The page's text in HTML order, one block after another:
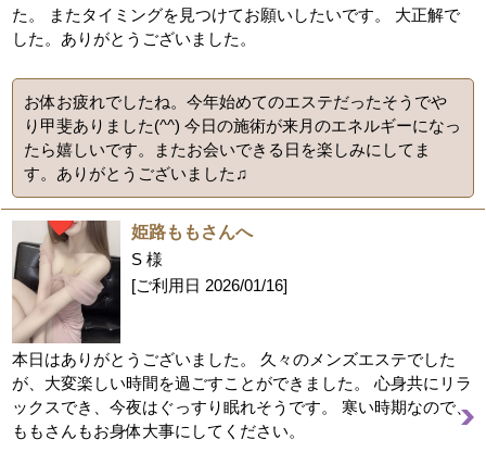
た。 またタイミングを見つけてお願いしたいです。 大正解で
した。ありがとうございました。
お体お疲れでしたね。今年始めてのエステだったそうでや
り甲斐ありました(^^) 今日の施術が来月のエネルギーになっ
たら嬉しいです。またお会いできる日を楽しみにしてま
す。ありがとうございました♫
姫路ももさんへ
S 様
[ご利用日 2026/01/16]
本日はありがとうございました。 久々のメンズエステでした
が、大変楽しい時間を過ごすことができました。 心身共にリラ
ックスでき、今夜はぐっすり眠れそうです。 寒い時期なので、
ももさんもお身体大事にしてください。